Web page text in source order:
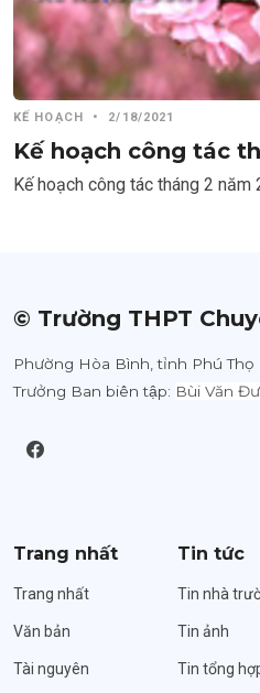
KẾ HOẠCH • 2/18/2021
Kế hoạch công tác
Kế hoạch công tác tháng 2 năm
© Trường THPT
Phường Hòa Bình, tỉnh Phú Thọ
Trưởng Ban biên tập: Bùi Văn
Trang nhất
Trang nhất
Văn bản
Tài nguyên
Tin tức
Tin nhà
Tin ảnh
Tin tổng